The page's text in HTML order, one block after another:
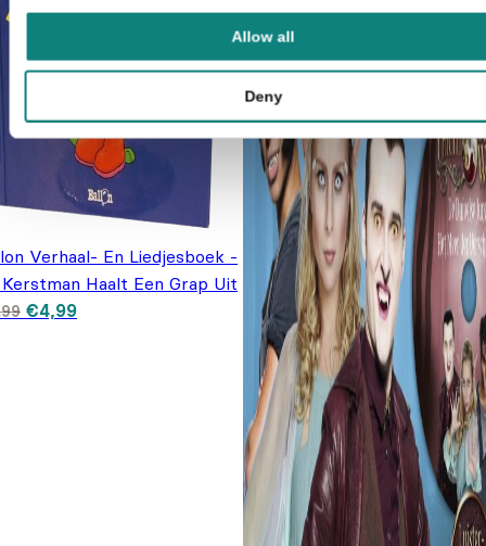
Allow all
Deny
Verhaal- En Liedjesboek -
Haalt Een Grap Uit
Oorspronkelijke prijs was: €9,99.
€4,99Huidige prijs is: €4,99.